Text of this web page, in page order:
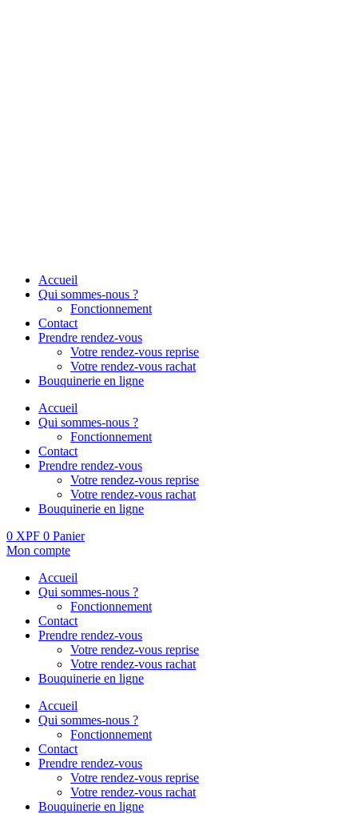
Accueil
Qui sommes-nous ?
Fonctionnement
Contact
Prendre rendez-vous
Votre rendez-vous reprise
Votre rendez-vous rachat
Bouquinerie en ligne
Accueil
Qui sommes-nous ?
Fonctionnement
Contact
Prendre rendez-vous
Votre rendez-vous reprise
Votre rendez-vous rachat
Bouquinerie en ligne
0 XPF 0 Panier
Mon compte
Accueil
Qui sommes-nous ?
Fonctionnement
Contact
Prendre rendez-vous
Votre rendez-vous reprise
Votre rendez-vous rachat
Bouquinerie en ligne
Accueil
Qui sommes-nous ?
Fonctionnement
Contact
Prendre rendez-vous
Votre rendez-vous reprise
Votre rendez-vous rachat
Bouquinerie en ligne